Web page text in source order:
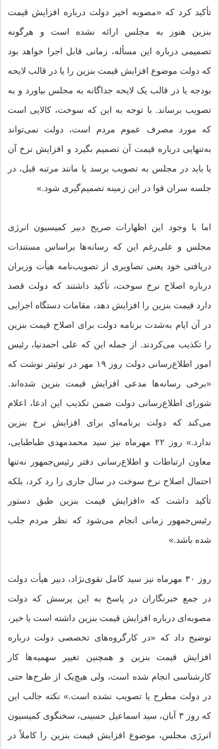
تأکید کرد که «مصوبه اخیر دولت درباره افزایش قیمت
بنزین هنوز به مجلس ارائه نشده است و هرگونه
تصمیمی درباره این مسأله، زمانی قابل اجرا خواهد بود
که دولت موضوع افزایش قیمت بنزین را یا در قالب لایحه
بودجه یا در قالب یک لایحه جداگانه به مجلس بیاورد و به
تصویب برساند. با توجه به این که سوخت، کالایی است
که مورد مصرف عموم مردم است، دولت نمی‌تواند
به‌تنهایی درباره قیمت آن تصمیم بگیرد و افزایش نرخ آن
یا باید در مجلس به تصویب برسد یا مانند مرتبه قبل، در
جلسه سران قوا در این زمینه تصمیم‌گیری شود.»
اما با وجود این اظهارات صریح دبیر کمیسیون انرژی
مجلس و علی‌رغم این که رسانه‌ها براساس مستندات
دریافتی خود یعنی تصاویری از تصویب‌نامه هیأت وزیران
درباره اصلاح نرخ سوخت، تأکید داشتند که دولت قصد
دارد قیمت بنزین را افزایش دهد، مقامات دستگاه اجرایی
در آن ایام به‌شدت برنامه دولت برای اصلاح قیمت بنزین
را تکذیب می‌کردند. از جمله این که علی احمدنیا، رئیس
امور اطلاع‌رسانی دولت روز ۱۹ مهر در توئیتر نوشت که
«برخی رسانه‌ها مدعی افزایش قیمت ‎بنزین شده‌اند.
شورای اطلاع‌رسانی دولت ضمن تکذیب این ادعا، اعلام
می‌کند که دولت برنامه‌ای برای افزایش نرخ بنزین
ندارد.» روز ۲۲ مهرماه نیز سید محمدمهدی طباطبایی،
معاون ارتباطات و اطلاع‌رسانی دفتر رئیس‌جمهور نه‌تنها
احتمال اصلاح نرخ سوخت در سال جاری را رد کرد، بلکه
تأکید داشت که «افزایش قیمت بنزین طبق دستور
رئیس‌جمهور زمانی انجام می‌شود که نظر مردم جلب
شده باشد.»
روز ۳۰ مهرماه نیز سید کامل تقوی‌نژاد، دبیر هیأت دولت
در جمع خبرنگاران در پاسخ به این پرسش که دولت
مصوبه‌ای درباره افزایش قیمت بنزین داشته است یا خیر،
توضیح داد که «در کارگروه‌های تخصصی دولت درباره
افزایش قیمت بنزین و همچنین تغییر سهمیه‌ها کار
کارشناسی انجام شده است، ولی هیچ‌یک از طرح‌ها حتی
در دولت مطرح یا تصویب نشده است.» نکته جالب این
که روز ۳ آبان، سید اسماعیل حسینی، سخنگوی کمیسیون
انرژی مجلس، موضوع افزایش قیمت بنزین را کاملاً در